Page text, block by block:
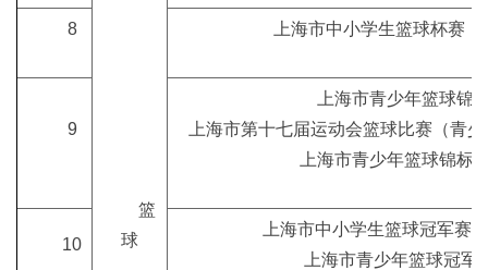
篮
球
8 上海市中小学生篮球杯赛
9
上海市青少年篮球锦
上海市第十七届运动会篮球比赛（青
上海市青少年篮球锦标
10
上海市中小学生篮球冠军赛
上海市青少年篮球冠军